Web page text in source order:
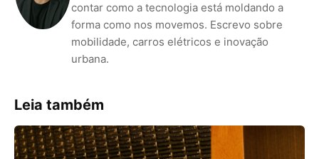
contar como a tecnologia está moldando a
forma como nos movemos. Escrevo sobre
mobilidade, carros elétricos e inovação
urbana.
Leia também